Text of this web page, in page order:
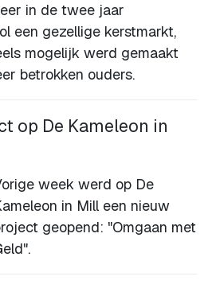
in de twee jaar
een gezellige kerstmarkt,
mogelijk werd gemaakt
betrokken ouders.
op De Kameleon in
week werd op De
in Mill een nieuw
geopend: "Omgaan met